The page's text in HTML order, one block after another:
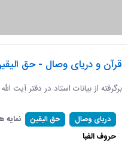
قرآن و دریای وصال - حق
برگرفته از بیانات استاد در دفتر آِیت الله
دریای وصال حق الیقین نمایه
حروف الفبا